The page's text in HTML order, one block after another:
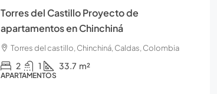
Torres del Castillo Proyecto de
apartamentos en Chinchiná
Torres del castillo, Chinchiná, Caldas, Colombia
2 1 33.7 m²
APARTAMENTOS